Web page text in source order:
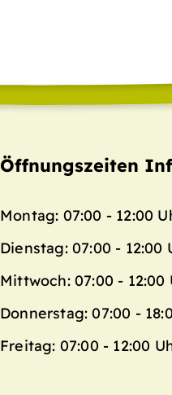
Öffnungszeiten
Montag: 07:00 - 12:00
Dienstag: 07:00 - 12:00
Mittwoch: 07:00 - 12:00
Donnerstag: 07:00 -
Freitag: 07:00 - 12:00